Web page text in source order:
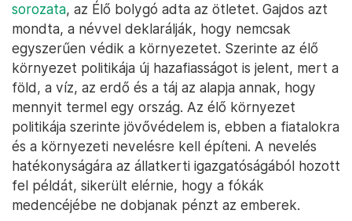
sorozata, az Élő bolygó adta az ötletet. Gajdos azt
mondta, a névvel deklarálják, hogy nemcsak
egyszerűen védik a környezetet. Szerinte az élő
környezet politikája új hazafiasságot is jelent, mert a
föld, a víz, az erdő és a táj az alapja annak, hogy
mennyit termel egy ország. Az élő környezet
politikája szerinte jövővédelem is, ebben a fiatalokra
és a környezeti nevelésre kell építeni. A nevelés
hatékonyságára az állatkerti igazgatóságából hozott
fel példát, sikerült elérnie, hogy a fókák
medencéjébe ne dobjanak pénzt az emberek.